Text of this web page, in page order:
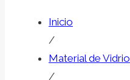
Inicio
/
Material de Vidrio
/